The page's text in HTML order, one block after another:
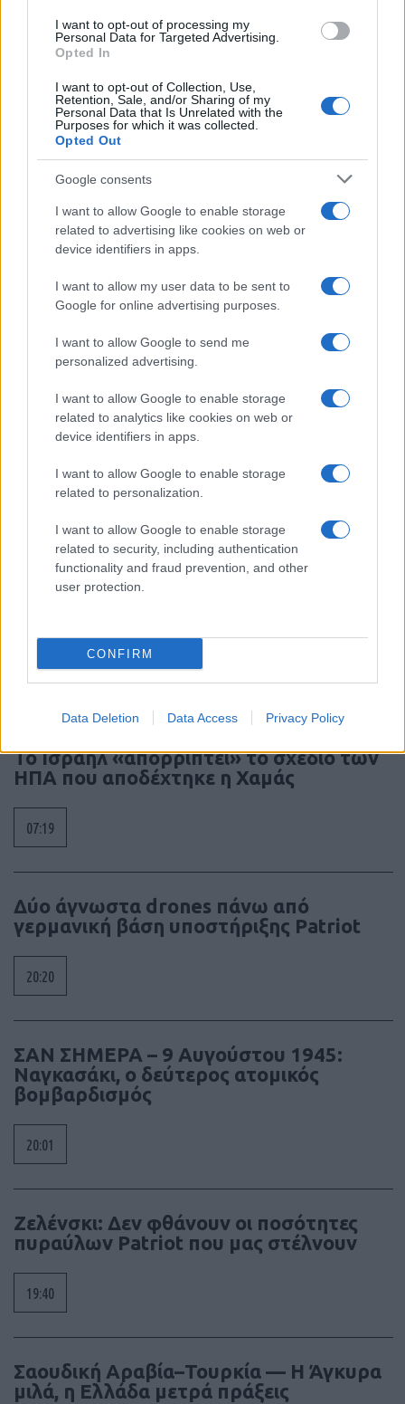
I want to opt-out of processing my
Personal Data for Targeted Advertising.
Opted In
I want to opt-out of Collection, Use,
Retention, Sale, and/or Sharing of my
Personal Data that Is Unrelated with the
Purposes for which it was collected.
Opted Out
Google consents
I want to allow Google to enable storage
related to advertising like cookies on web or
device identifiers in apps.
I want to allow my user data to be sent to
Google for online advertising purposes.
I want to allow Google to send me
personalized advertising.
I want to allow Google to enable storage
related to analytics like cookies on web or
device identifiers in apps.
I want to allow Google to enable storage
related to personalization.
I want to allow Google to enable storage
related to security, including authentication
functionality and fraud prevention, and other
user protection.
CONFIRM
Data Deletion Data Access Privacy Policy
Ροή Ειδήσεων
Αναχαιτίσεις πολιτικών αεροσκαφών
κοντά σε γήπεδο γκολφ του προέδρου
των ΗΠΑ Τραμπ
ΑΠΟΚΛΕΙΣΤΙΚΟ: Πόσα τεθωρακισμένα
Stryker μπορεί να παραχωρηθούν στον
Ελληνικό Στρατό και με τι κόστη
Αλλαγή στην ηγεσία του ανώτατου
Που βρίσκεται η ελληνική στρατηγική
07:40
Το Ισραήλ «απορρίπτει» το σχέδιο των
ΗΠΑ που αποδέχτηκε η Χαμάς
07:19
Δύο άγνωστα drones πάνω από
γερμανική βάση υποστήριξης Patriot
20:20
ΣΑΝ ΣΗΜΕΡΑ – 9 Αυγούστου 1945:
Ναγκασάκι, ο δεύτερος ατομικός
βομβαρδισμός
20:01
Ζελένσκι: Δεν φθάνουν οι ποσότητες
πυραύλων Patriot που μας στέλνουν
19:40
Σαουδική Αραβία–Τουρκία — Η Άγκυρα
μιλά, η Ελλάδα μετρά πράξεις